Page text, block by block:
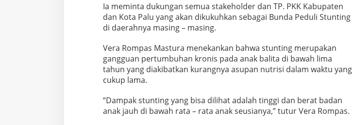
Ia meminta dukungan semua stakeholder dan TP. PKK Kabupaten
dan Kota Palu yang akan dikukuhkan sebagai Bunda Peduli Stunting
di daerahnya masing – masing.
Vera Rompas Mastura menekankan bahwa stunting merupakan
gangguan pertumbuhan kronis pada anak balita di bawah lima
tahun yang diakibatkan kurangnya asupan nutrisi dalam waktu yang
cukup lama.
“Dampak stunting yang bisa dilihat adalah tinggi dan berat badan
anak jauh di bawah rata – rata anak seusianya,” tutur Vera Rompas.